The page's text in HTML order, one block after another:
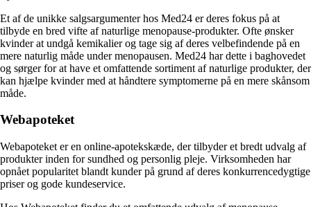
Et af de unikke salgsargumenter hos Med24 er deres fokus på at
tilbyde en bred vifte af naturlige menopause-produkter. Ofte ønsker
kvinder at undgå kemikalier og tage sig af deres velbefindende på en
mere naturlig måde under menopausen. Med24 har dette i baghovedet
og sørger for at have et omfattende sortiment af naturlige produkter, der
kan hjælpe kvinder med at håndtere symptomerne på en mere skånsom
måde.
Webapoteket
Webapoteket er en online-apotekskæde, der tilbyder et bredt udvalg af
produkter inden for sundhed og personlig pleje. Virksomheden har
opnået popularitet blandt kunder på grund af deres konkurrencedygtige
priser og gode kundeservice.